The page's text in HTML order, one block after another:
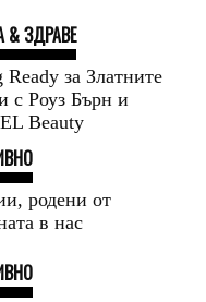
& ЗДРАВЕ
Ready за Златните
с Роуз Бърн и
Beauty
родени от
в нас